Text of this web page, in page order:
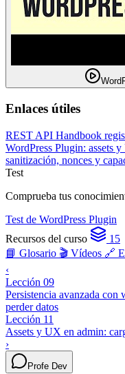
Enlaces útiles
REST API Handbook
WordPress Plugin: assets
sanitización, nonces y
Test
Comprueba tus
Test de WordPress Plugin
Recursos del curso
15
📘 Glosario 🎬 Vídeos 🔗
‹
Lección 09
Persistencia avanzada con
perder datos
Lección 11
Assets y UX en admin:
›
Profe Dev